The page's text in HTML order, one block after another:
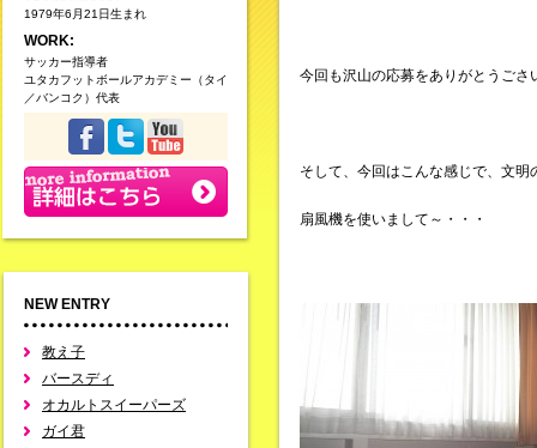
1979年6月21日生まれ
WORK:
サッカー指導者
ユタカフットボールアカデミー（タイ
／バンコク）代表
NEW ENTRY
教え子
バースディ
オカルトスイーパーズ
ガイ君
今回も沢山の応募をありがとうごさ
そして、今回はこんな感じで、文明
扇風機を使いまして～・・・